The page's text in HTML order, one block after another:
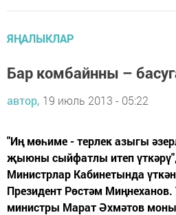
ЯҢАЛЫКЛАР
Бар комбайнны –
автор, 19 июль 2013 - 05:22
"Иң мөһиме - терлек азыгы
җыюны сыйфатлы итеп
Министрлар Кабинетында
Президент Рөстәм
министры Марат Әхмәтов